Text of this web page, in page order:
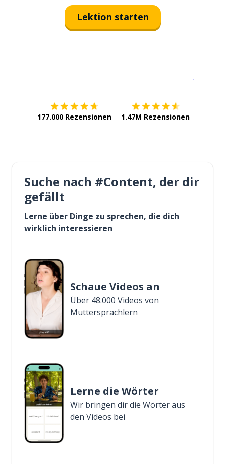
Lektion starten
177.000 Rezensionen 1.47M Rezensionen
Suche nach #Content, der dir
gefällt
Lerne über Dinge zu sprechen, die dich
wirklich interessieren
Schaue Videos an
Über 48.000 Videos von
Muttersprachlern
Lerne die Wörter
Wir bringen dir die Wörter aus
den Videos bei